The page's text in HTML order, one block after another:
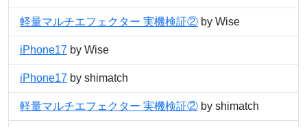
軽量マルチエフェクター 実機検証② by Wise
iPhone17 by Wise
iPhone17 by shimatch
軽量マルチエフェクター 実機検証② by shimatch